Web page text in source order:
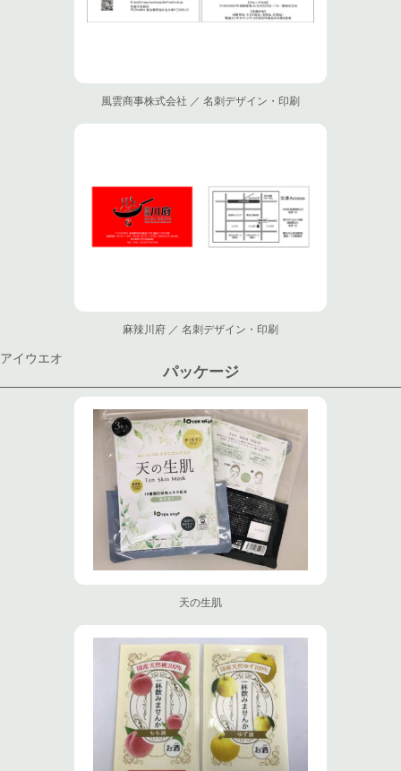
風雲商事株式会社 ／ 名刺デザイン・印刷
麻辣川府 ／ 名刺デザイン・印刷
アイウエオ
パッケージ
天の生肌